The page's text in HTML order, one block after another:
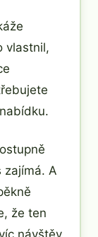
vlastnil,
zajímá. A
že ten
návštěv